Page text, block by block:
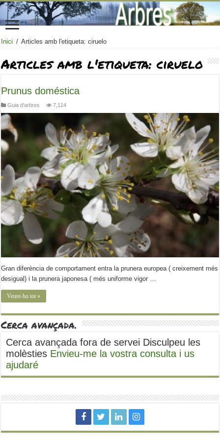
Inici / Articles amb l'etiqueta: ciruelo
Articles amb l'etiqueta:ciruelo
Prunus doméstica
Guia d'arbres 7,114
Gran diferència de comportament entra la prunera europea ( creixement més
desigual) i la prunera japonesa ( més uniforme vigor …
Veure-ho tot »
Cerca avançada.
Cerca avançada fora de servei Disculpeu les
molèsties Envieu-me la vostra consulta i us
ajudaré